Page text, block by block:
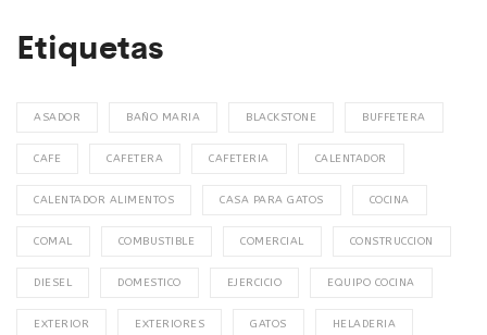
Etiquetas
ASADOR BAÑO MARIA BLACKSTONE BUFFETERA
CAFE CAFETERA CAFETERIA CALENTADOR
CALENTADOR ALIMENTOS CASA PARA GATOS COCINA
COMAL COMBUSTIBLE COMERCIAL CONSTRUCCION
DIESEL DOMESTICO EJERCICIO EQUIPO COCINA
EXTERIOR EXTERIORES GATOS HELADERIA